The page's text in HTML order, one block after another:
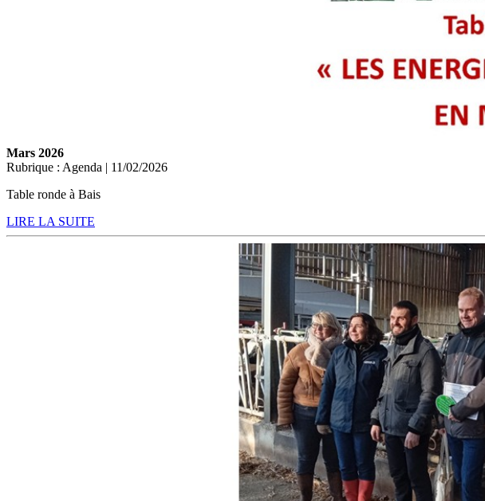
Mars 2026
Rubrique : Agenda | 11/02/2026
Table ronde à Bais
LIRE LA SUITE